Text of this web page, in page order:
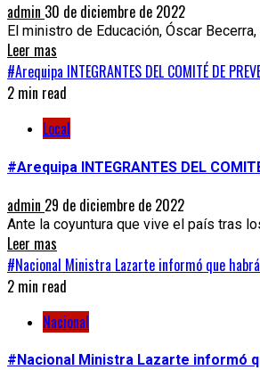
admin 30 de diciembre de 2022
El ministro de Educación, Óscar
Leer mas
#Arequipa INTEGRANTES DEL COMITÉ DE
2 min read
Local
#Arequipa INTEGRANTES DEL
admin 29 de diciembre de 2022
Ante la coyuntura que vive el país tras
Leer mas
#Nacional Ministra Lazarte informó que
2 min read
Nacional
#Nacional Ministra Lazarte informó